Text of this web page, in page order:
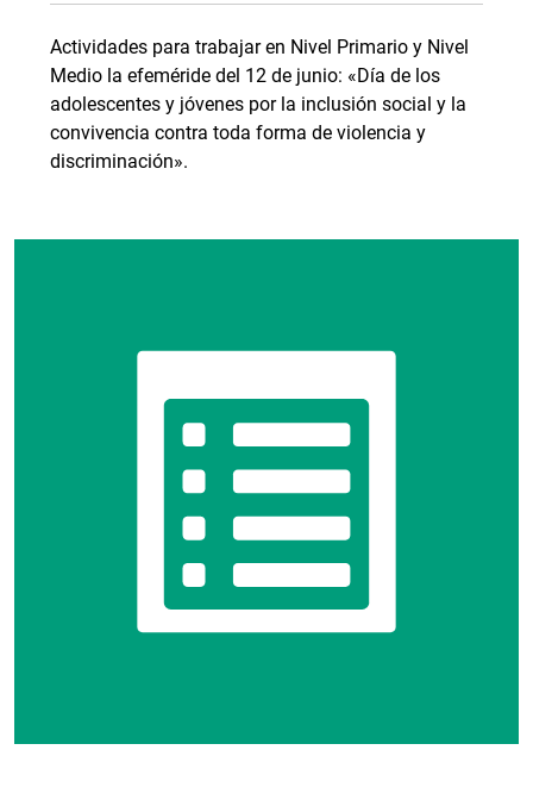
Actividades para trabajar en Nivel Primario y Nivel
Medio la efeméride del 12 de junio: «Día de los
adolescentes y jóvenes por la inclusión social y la
convivencia contra toda forma de violencia y
discriminación».